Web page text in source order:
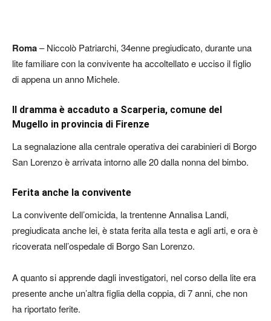
Roma– Niccolò Patriarchi, 34enne pregiudicato, durante una
lite familiare con la convivente ha accoltellato e ucciso il figlio
di appena un anno Michele.
Il dramma è accaduto a Scarperia, comune del
Mugello in provincia di Firenze
La segnalazione alla centrale operativa dei carabinieri di Borgo
San Lorenzo è arrivata intorno alle 20 dalla nonna del bimbo.
Ferita anche la convivente
La convivente dell’omicida, la trentenne Annalisa Landi,
pregiudicata anche lei, è stata ferita alla testa e agli arti, e ora è
ricoverata nell’ospedale di Borgo San Lorenzo.
A quanto si apprende dagli investigatori, nel corso della lite era
presente anche un’altra figlia della coppia, di 7 anni, che non
ha riportato ferite.